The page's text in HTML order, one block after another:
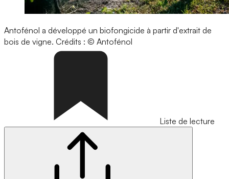
Antofénol a développé un biofongicide à partir d'extrait de
bois de vigne. Crédits : © Antofénol
Liste de lecture